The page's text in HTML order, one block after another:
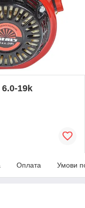
19k
Оплата Умови